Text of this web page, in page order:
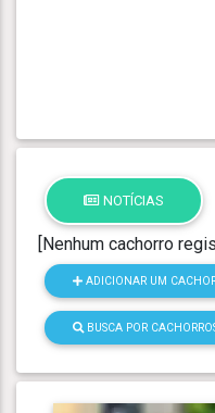
NOTÍCIAS
[Nenhum cachorro
ADICIONAR UM
BUSCA POR